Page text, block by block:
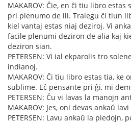
MAKAROV: Ĉie, en ĉi tiu libro
pri plenumo de ili. Tralegu ĉi tiun
kiel vantaj estas niaj deziroj. Vi
facile plenumi deziron de alia kaj
deziron sian.
PETERSEN: Vi ial ekparolis tro
indianoj.
MAKAROV: Ĉi tiu libro estas tia, ke
sublime. Eĉ pensante pri ĝi, mi
PETERSEN: Ĉu vi lavas la manojn
MAKAROV: Jes, oni devas ankaŭ
PETERSEN: Lavu ankaŭ la piedojn,